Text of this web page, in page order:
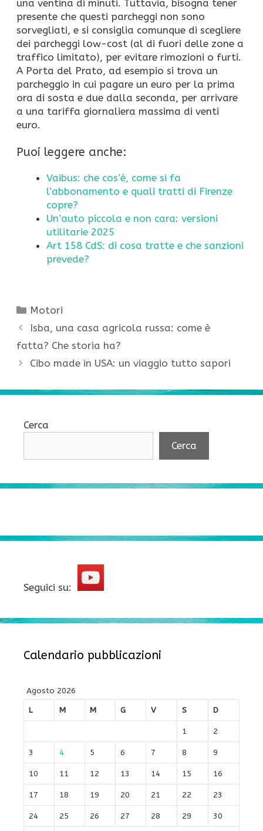
una ventina di minuti. Tuttavia, bisogna tener
presente che questi parcheggi non sono
sorvegliati, e si consiglia comunque di scegliere
dei parcheggi low-cost (al di fuori delle zone a
traffico limitato), per evitare rimozioni o furti.
A Porta del Prato, ad esempio si trova un
parcheggio in cui pagare un euro per la prima
ora di sosta e due dalla seconda, per arrivare
a una tariffa giornaliera massima di venti
euro.
Puoi leggere anche:
Vaibus: che cos’è, come si fa
l’abbonamento e quali tratti di Firenze
copre?
Un’auto piccola e non cara: versioni
utilitarie 2025
Art 158 CdS: di cosa tratte e che sanzioni
prevede?
Categorie
Motori
Isba, una casa agricola russa: come è
fatta? Che storia ha?
Cibo made in USA: un viaggio tutto sapori
Cerca
Cerca
Seguici su:
Calendario pubblicazioni
Agosto 2026
L
M M G V S D
1 2
3 4 5 6 7 8 9
10 11 12 13 14 15 16
17 18 19 20 21 22 23
24 25 26 27 28 29 30